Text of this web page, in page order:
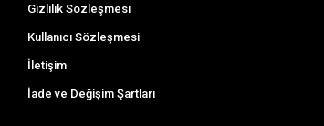
Gizlilik Sözleşmesi
Kullanıcı Sözleşmesi
İletişim
İade ve Değişim Şartları